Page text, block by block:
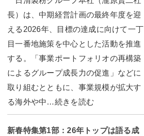
長）は、中期経営計画の最終年度を迎
える2026年、目標の達成に向けて一丁
目一番地施策を中心とした活動を推進
する。「事業ポートフォリオの再構築
によるグループ成長力の促進」などに
取り組むとともに、事業規模が拡大す
る海外や中…続きを読む
新春特集第1部：26年トップは語る成